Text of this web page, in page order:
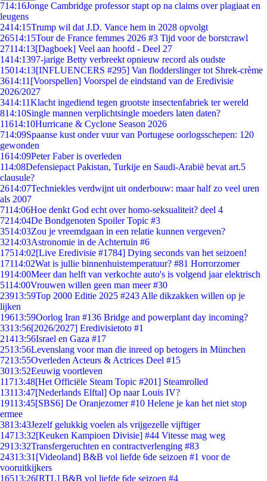
714:16Jonge Cambridge professor stapt op na claims over plagiaat en
leugens
2414:15Trump wil dat J.D. Vance hem in 2028 opvolgt
26514:15Tour de France femmes 2026 #3 Tijd voor de borstcrawl
27114:13[Dagboek] Veel aan hoofd - Deel 27
1414:1397-jarige Betty verbreekt opnieuw record als oudste
15014:13[INFLUENCERS #295] Van flodderslinger tot Shrek-crème
3614:11 [Voorspellen] Voorspel de eindstand van de Eredivisie
2026/2027
3414:11Klacht ingediend tegen grootste insectenfabriek ter wereld
814:10Single mannen verplichtsingle moeders laten daten?
11614:10Hurricane & Cyclone Season 2026
714:09Spaanse kust onder vuur van Portugese oorlogsschepen: 120
gewonden
1614:09Peter Faber is overleden
114:08Defensiepact Pakistan, Turkije en Saudi-Arabië bevat art.5
clausule?
2614:07Techniekles verdwijnt uit onderbouw: maar half zo veel uren
als 2007
7114:06Hoe denkt God echt over homo-seksualiteit? deel 4
7214:04De Bondgenoten Spoiler Topic #3
3514:03Zou je vreemdgaan in een relatie kunnen vergeven?
3214:03Astronomie in de Achtertuin #6
17514:02[Live Eredivisie #1784] Dying seconds van het seizoen!
17114:02Wat is jullie binnenhuistemperatuur? #81 Horrorzomer
1914:00Meer dan helft van verkochte auto's is volgend jaar elektrisch
5114:00Vrouwen willen geen man meer #30
23913:59Top 2000 Editie 2025 #243 Alle dikzakken willen op je
lijken
19613:59Oorlog Iran #136 Bridge and powerplant day incoming?
3313:56[2026/2027] Eredivisietoto #1
21413:56Israel en Gaza #17
2513:56Levenslang voor man die inreed op betogers in München
7213:55Overleden Acteurs & Actrices Deel #15
3013:52Eeuwig voortleven
11713:48[Het Officiële Steam Topic #201] Steamrolled
13113:47[Nederlands Elftal] Op naar Louis IV?
19113:45[SBS6] De Oranjezomer #10 Helene je kan het niet stop
ermee
3813:43Jezelf gelukkig voelen als vrijgezelle vijftiger
14713:32[Keuken Kampioen Divisie] #44 Vitesse mag weg
2913:32Transfergeruchten en contractverlenging #83
24313:31 [Videoland] B&B vol liefde 6de seizoen #1 voor de
vooruitkijkers
16513:26[RTL] B&B vol liefde 6de seizoen #4